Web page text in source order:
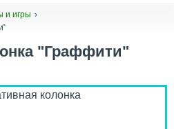
и игры
"Граффити"